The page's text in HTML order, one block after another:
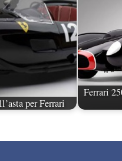
per Ferrari
Ferrari